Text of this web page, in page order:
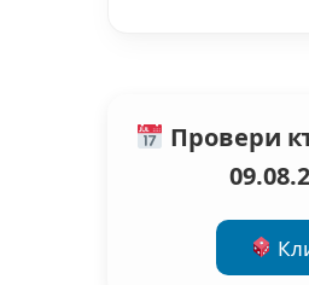
Провери